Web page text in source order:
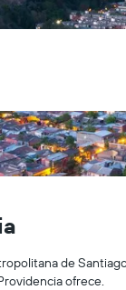
de
ofrece.